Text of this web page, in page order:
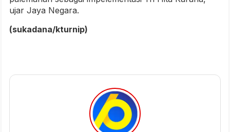
ujar Jaya Negara.
(sukadana/kturnip)